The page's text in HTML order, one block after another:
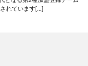
れています[…]